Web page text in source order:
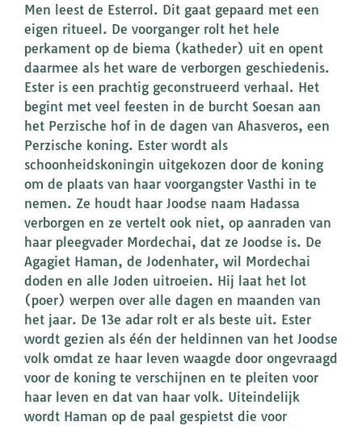
Men leest de Esterrol. Dit gaat gepaard met een
eigen ritueel. De voorganger rolt het hele
perkament op de biema (katheder) uit en opent
daarmee als het ware de verborgen geschiedenis.
Ester is een prachtig geconstrueerd verhaal. Het
begint met veel feesten in de burcht Soesan aan
het Perzische hof in de dagen van Ahasveros, een
Perzische koning. Ester wordt als
schoonheidskoningin uitgekozen door de koning
om de plaats van haar voorgangster Vasthi in te
nemen. Ze houdt haar Joodse naam Hadassa
verborgen en ze vertelt ook niet, op aanraden van
haar pleegvader Mordechai, dat ze Joodse is. De
Agagiet Haman, de Jodenhater, wil Mordechai
doden en alle Joden uitroeien. Hij laat het lot
(poer) werpen over alle dagen en maanden van
het jaar. De 13e adar rolt er als beste uit. Ester
wordt gezien als één der heldinnen van het Joodse
volk omdat ze haar leven waagde door ongevraagd
voor de koning te verschijnen en te pleiten voor
haar leven en dat van haar volk. Uiteindelijk
wordt Haman op de paal gespietst die voor